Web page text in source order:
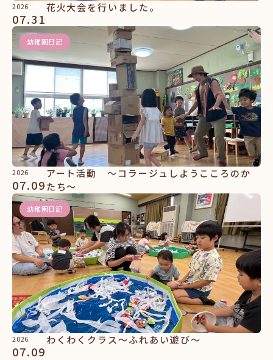
2026
07.31
花火大会を行いました。
幼稚園日記
2026
07.09
アート活動 ～コラージュしようこころのか
たち～
幼稚園日記
2026
07.09
わくわくクラス～ふれあい遊び～